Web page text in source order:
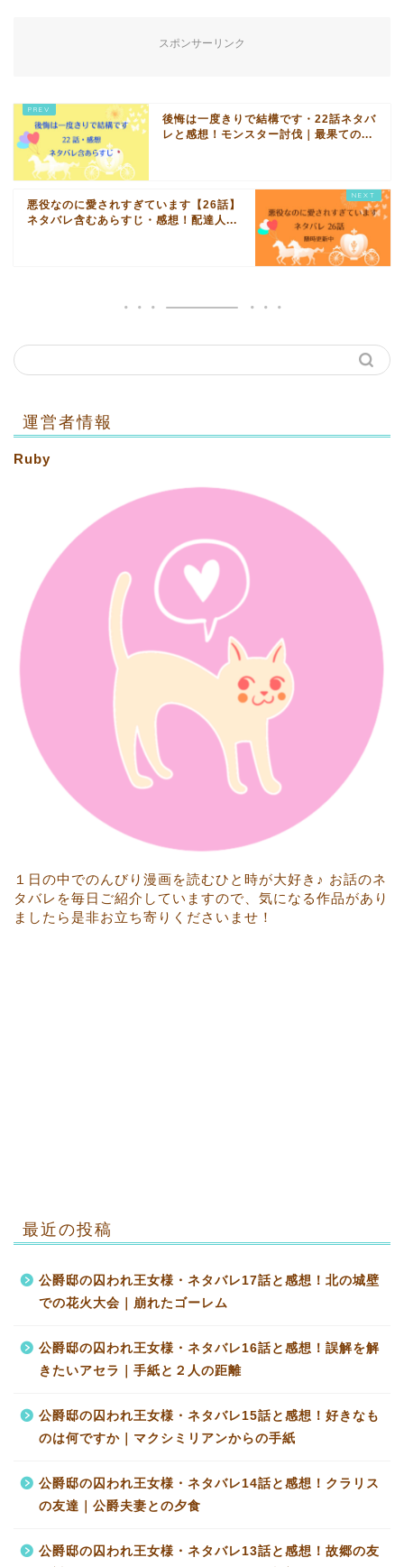
スポンサーリンク
後悔は一度きりで結構です・22話ネタバ
レと感想！モンスター討伐｜最果ての...
悪役なのに愛されすぎています【26話】
ネタバレ含むあらすじ・感想！配達人...
運営者情報
Ruby
１日の中でのんびり漫画を読むひと時が大好き♪ お話のネ
タバレを毎日ご紹介していますので、気になる作品があり
ましたら是非お立ち寄りくださいませ！
最近の投稿
公爵邸の囚われ王女様・ネタバレ17話と感想！北の城壁
での花火大会｜崩れたゴーレム
公爵邸の囚われ王女様・ネタバレ16話と感想！誤解を解
きたいアセラ｜手紙と２人の距離
公爵邸の囚われ王女様・ネタバレ15話と感想！好きなも
のは何ですか｜マクシミリアンからの手紙
公爵邸の囚われ王女様・ネタバレ14話と感想！クラリス
の友達｜公爵夫妻との夕食
公爵邸の囚われ王女様・ネタバレ13話と感想！故郷の友